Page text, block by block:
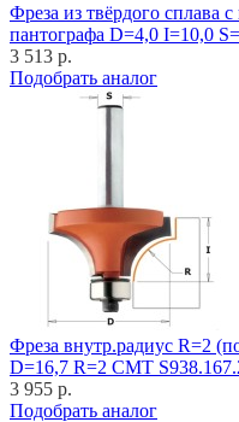
Фреза из твёрдого
пантографа D=4,0 I=10,0
3 513 р.
Подобрать аналог
Фреза внутр.радиус R=2
D=16,7 R=2 CMT
3 955 р.
Подобрать аналог